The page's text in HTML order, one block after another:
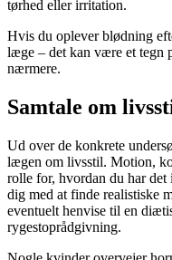
tørhed eller irritation.
Hvis du oplever blødning
læge – det kan være et tegn
nærmere.
Samtale om
Ud over de konkrete
lægen om livsstil. Motion,
rolle for, hvordan du har
dig med at finde realistiske
eventuelt henvise til en
rygestoprådgivning.